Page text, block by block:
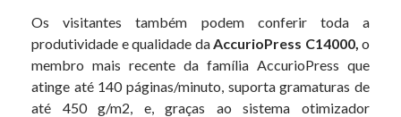
Os visitantes também podem conferir toda a
produtividade e qualidade daAccurioPress C14000, o
membro mais recente da família AccurioPress que
atinge até 140 páginas/minuto, suporta gramaturas de
até 450 g/m2, e, graças ao sistema otimizador